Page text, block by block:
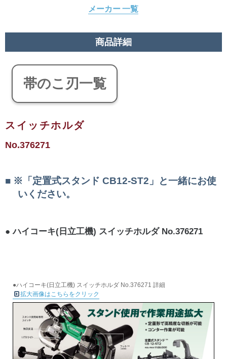
メーカー 一覧
商品詳細
帯のこ刃一覧
スイッチホルダ
No.376271
※「定置式スタンド CB12-ST2」と一緒にお使
いください。
ハイコーキ(日立工機) スイッチホルダ No.376271
●ハイコーキ(日立工機) スイッチホルダ No.376271 詳細
拡大画像はこちらをクリック